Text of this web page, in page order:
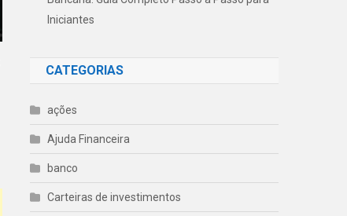
Iniciantes
CATEGORIAS
ações
Ajuda Financeira
banco
Carteiras de investimentos